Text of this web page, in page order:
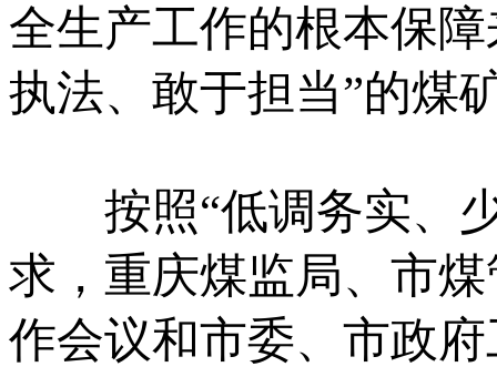
全生产工作的根本保
执法、敢于担当”的煤
按照“低调务实、少
求，重庆煤监局、市
作会议和市委、市政